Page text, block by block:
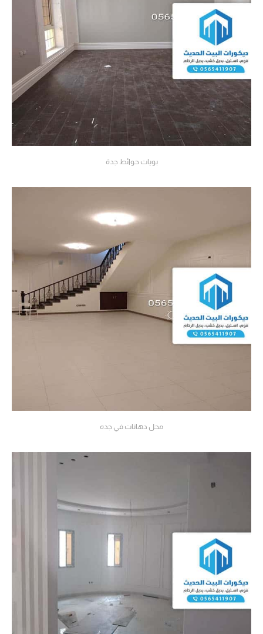
بويات حوائط جدة
محل دهانات في جده